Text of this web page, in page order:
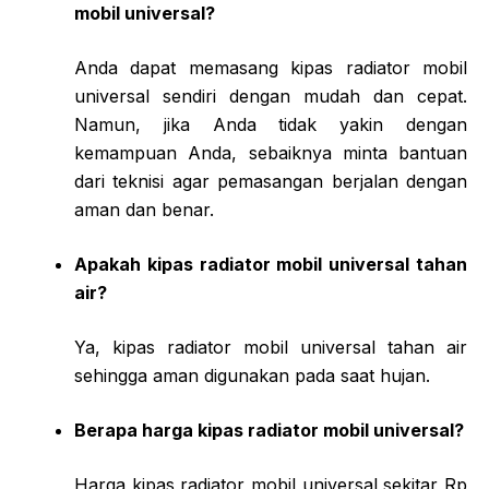
mobil universal?
Anda dapat memasang kipas radiator mobil
universal sendiri dengan mudah dan cepat.
Namun, jika Anda tidak yakin dengan
kemampuan Anda, sebaiknya minta bantuan
dari teknisi agar pemasangan berjalan dengan
aman dan benar.
Apakah kipas radiator mobil universal tahan
air?
Ya, kipas radiator mobil universal tahan air
sehingga aman digunakan pada saat hujan.
Berapa harga kipas radiator mobil universal?
Harga kipas radiator mobil universal sekitar Rp